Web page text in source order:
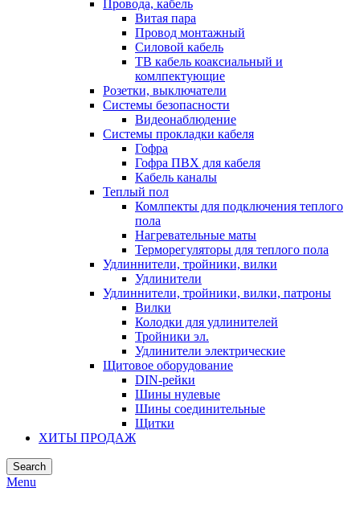
Провода, кабель
Витая пара
Провод монтажный
Силовой кабель
ТВ кабель коаксиальный и
комлпектующие
Розетки, выключатели
Системы безопасности
Видеонаблюдение
Системы прокладки кабеля
Гофра
Гофра ПВХ для кабеля
Кабель каналы
Теплый пол
Комлпекты для подключения теплого
пола
Нагревательные маты
Терморегуляторы для теплого пола
Удлиннители, тройники, вилки
Удлинители
Удлиннители, тройники, вилки, патроны
Вилки
Колодки для удлинителей
Тройники эл.
Удлинители электрические
Щитовое оборудование
DIN-рейки
Шины нулевые
Шины соединительные
Щитки
ХИТЫ ПРОДАЖ
Search
Menu